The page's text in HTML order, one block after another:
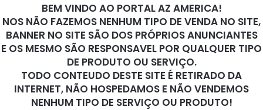
BEM VINDO AO PORTAL AZ AMERICA!
NOS NÃO FAZEMOS NENHUM TIPO DE VENDA NO SITE,
BANNER NO SITE SÃO DOS PRÓPRIOS ANUNCIANTES
E OS MESMO SÃO RESPONSAVEL POR QUALQUER TIPO
DE PRODUTO OU SERVIÇO.
TODO CONTEUDO DESTE SITE É RETIRADO DA
INTERNET, NÃO HOSPEDAMOS E NÃO VENDEMOS
NENHUM TIPO DE SERVIÇO OU PRODUTO!